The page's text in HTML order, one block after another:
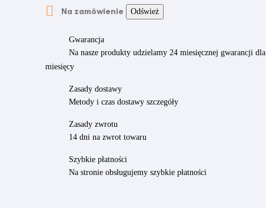
 Na zamówienie
Gwarancja
Na nasze produkty udzielamy 24 miesięcznej gwarancji
miesięcy
Zasady dostawy
Metody i czas dostawy szczegóły
Zasady zwrotu
14 dni na zwrot towaru
Szybkie płatności
Na stronie obsługujemy szybkie płatności